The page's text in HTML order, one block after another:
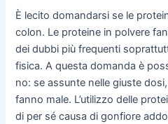
È lecito domandarsi se le
colon. Le proteine in polvere
dei dubbi più frequenti
fisica. A questa domanda è
no: se assunte nelle giuste
fanno male. L’utilizzo delle
di per sé causa di gonfiore